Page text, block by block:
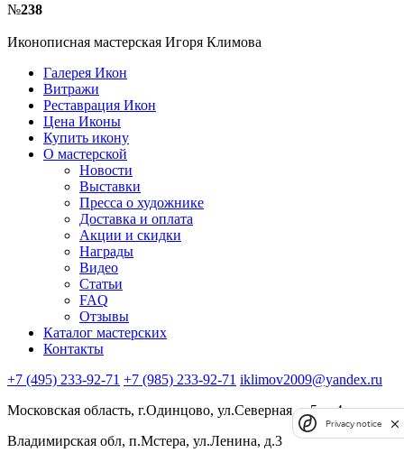
№238
Иконописная мастерская Игоря Климова
Галерея Икон
Витражи
Реставрация Икон
Цена Иконы
Купить икону
О мастерской
Новости
Выставки
Пресса о художнике
Доставка и оплата
Акции и скидки
Награды
Видео
Статьи
FAQ
Отзывы
Каталог мастерских
Контакты
+7 (495) 233-92-71 +7 (985) 233-92-71 iklimov2009@yandex.ru
Московская область, г.Одинцово, ул.Северная, д.5, к.4
Владимирская обл, п.Мстера, ул.Ленина, д.3
Privacy notice